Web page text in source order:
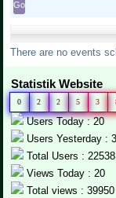
There are no events
Statistik Website
0 2 2 5 3
Users Today : 20
Users Yesterday :
Total Users : 22538
Views Today : 20
Total views : 39950